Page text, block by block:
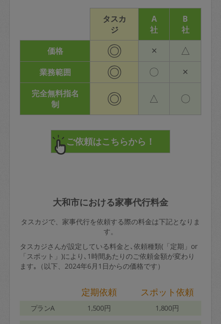
タスカ
ジ
A
社
B
社
価格
◎ × △
業務範囲 ◎ 〇 ×
完全無料指名
制
◎ △ 〇
大和市における家事代行料金
タスカジで、家事代行を依頼する際の料金は下記となりま
す。
タスカジさんが設定している料金と､依頼種類(「定期」or
「スポット」)により､1時間あたりのご依頼金額が変わり
ます｡（以下、2024年6月1日からの価格です）
定期依頼 スポット依頼
プランA 1,500円 1,800円